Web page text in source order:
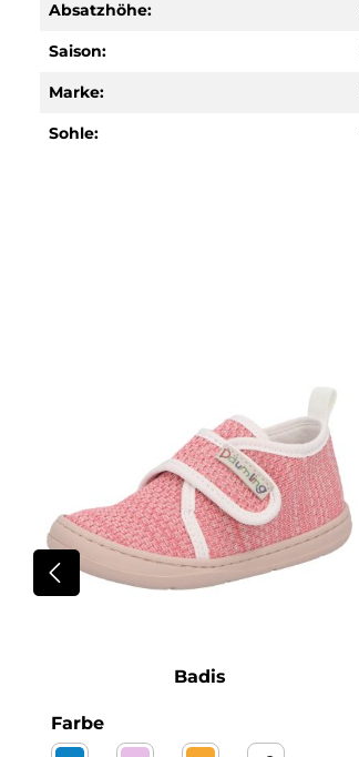
Absatzhöhe:
Saison:
Marke:
Sohle:
Badis
Farbeauswählen